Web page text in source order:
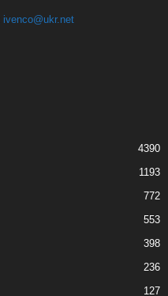
ivenco@ukr.net
4390
1193
772
553
398
236
127